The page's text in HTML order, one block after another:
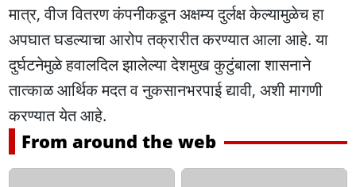
मात्र, वीज वितरण कंपनीकडून अक्षम्य दुर्लक्ष केल्यामुळेच हा
अपघात घडल्याचा आरोप तक्रारीत करण्यात आला आहे. या
दुर्घटनेमुळे हवालदिल झालेल्या देशमुख कुटुंबाला शासनाने
तात्काळ आर्थिक मदत व नुकसानभरपाई द्यावी, अशी मागणी
करण्यात येत आहे.
From around the web